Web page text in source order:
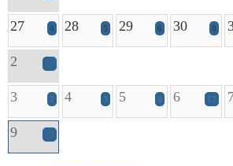
27 4 28 5 29 6 30 8
2 13
3 2 4 3 5 9 6 12
9 10